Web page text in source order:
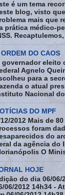
é um tema
blog, visto
mais que
prática médico-
DO CAOS
governador eleito
Agnelo
para a
o atual
Nacional do
DO MPF
2012 Mais de 80
foram
do
da agência do
O
HOJE
do dia 06/06/
06/2012 14h34 -